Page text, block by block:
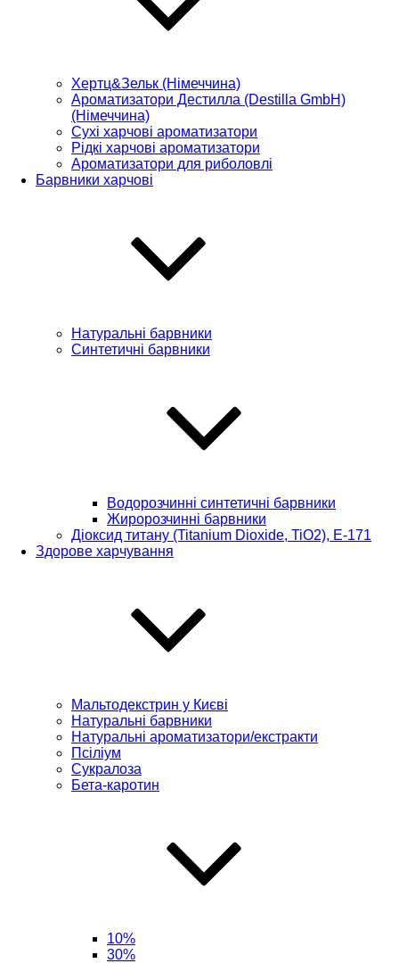
Хертц&Зельк (Німеччина)
Ароматизатори Дестилла (Destilla GmbH)
(Німеччина)
Сухі харчові ароматизатори
Рідкі харчові ароматизатори
Ароматизатори для риболовлі
Барвники харчові
Натуральні барвники
Синтетичні барвники
Водорозчинні синтетичні барвники
Жиророзчинні барвники
Діоксид титану (Titanium Dioxide, TiO2), Е-171
Здорове харчування
Мальтодекстрин у Києві
Натуральні барвники
Натуральні ароматизатори/екстракти
Псіліум
Сукралоза
Бета-каротин
10%
30%